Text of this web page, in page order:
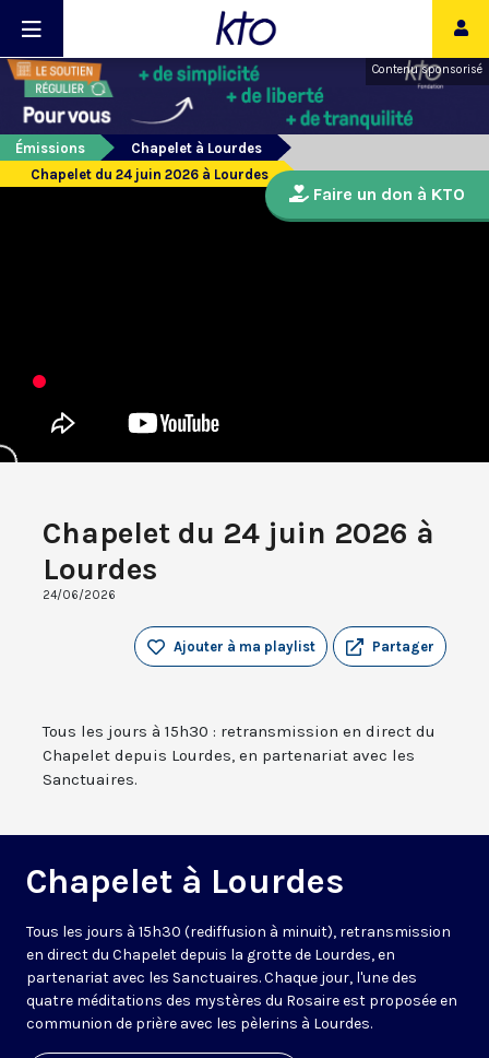
Contenu sponsorisé
Émissions
Chapelet à Lourdes
Chapelet du 24 juin 2026 à Lourdes
Chapelet du 24 juin 2026 à
Lourdes
24/06/2026
Partager
Ajouter à ma playlist
Tous les jours à 15h30 : retransmission en direct du
Chapelet depuis Lourdes, en partenariat avec les
Sanctuaires.
Chapelet à Lourdes
Tous les jours à 15h30 (rediffusion à minuit), retransmission
en direct du Chapelet depuis la grotte de Lourdes, en
partenariat avec les Sanctuaires. Chaque jour, l'une des
quatre méditations des mystères du Rosaire est proposée en
communion de prière avec les pèlerins à Lourdes.
Faire un don à KTO